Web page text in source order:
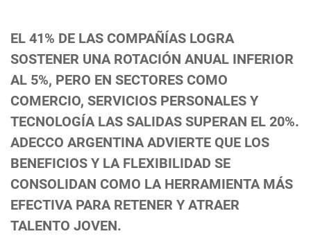
EL 41% DE LAS COMPAÑÍAS LOGRA
SOSTENER UNA ROTACIÓN ANUAL INFERIOR
AL 5%, PERO EN SECTORES COMO
COMERCIO, SERVICIOS PERSONALES Y
TECNOLOGÍA LAS SALIDAS SUPERAN EL 20%.
ADECCO ARGENTINA ADVIERTE QUE LOS
BENEFICIOS Y LA FLEXIBILIDAD SE
CONSOLIDAN COMO LA HERRAMIENTA MÁS
EFECTIVA PARA RETENER Y ATRAER
TALENTO JOVEN.